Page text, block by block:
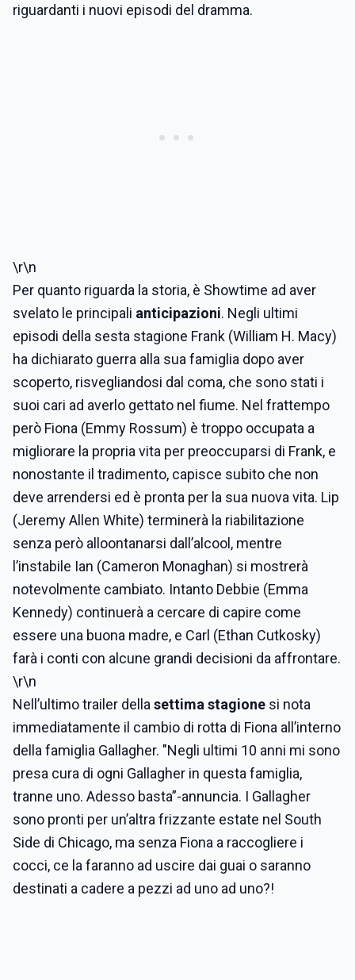
riguardanti i nuovi episodi del dramma.
\r\n
Per quanto riguarda la storia, è Showtime ad aver
svelato le principali anticipazioni. Negli ultimi
episodi della sesta stagione Frank (William H. Macy)
ha dichiarato guerra alla sua famiglia dopo aver
scoperto, risvegliandosi dal coma, che sono stati i
suoi cari ad averlo gettato nel fiume. Nel frattempo
però Fiona (Emmy Rossum) è troppo occupata a
migliorare la propria vita per preoccuparsi di Frank, e
nonostante il tradimento, capisce subito che non
deve arrendersi ed è pronta per la sua nuova vita. Lip
(Jeremy Allen White) terminerà la riabilitazione
senza però alloontanarsi dall’alcool, mentre
l’instabile Ian (Cameron Monaghan) si mostrerà
notevolmente cambiato. Intanto Debbie (Emma
Kennedy) continuerà a cercare di capire come
essere una buona madre, e Carl (Ethan Cutkosky)
farà i conti con alcune grandi decisioni da affrontare.
\r\n
Nell’ultimo trailer della settima stagione si nota
immediatamente il cambio di rotta di Fiona all’interno
della famiglia Gallagher. "Negli ultimi 10 anni mi sono
presa cura di ogni Gallagher in questa famiglia,
tranne uno. Adesso basta”-annuncia. I Gallagher
sono pronti per un’altra frizzante estate nel South
Side di Chicago, ma senza Fiona a raccogliere i
cocci, ce la faranno ad uscire dai guai o saranno
destinati a cadere a pezzi ad uno ad uno?!